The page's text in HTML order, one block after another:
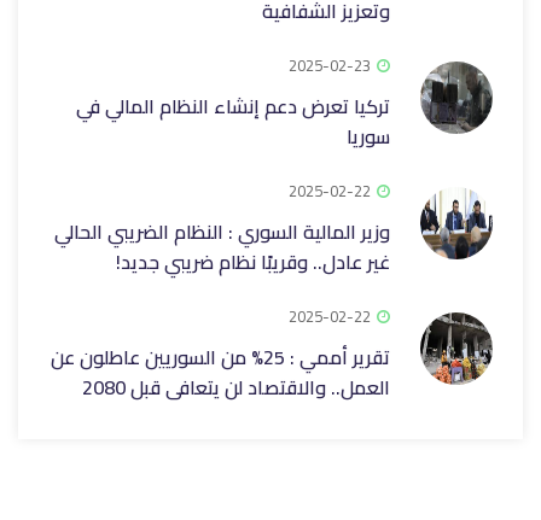
وتعزيز الشفافية ‏
2025-02-23
تركيا تعرض دعم إنشاء النظام المالي في
سوريا
2025-02-22
وزير المالية السوري : النظام الضريبي الحالي
غير عادل.. وقريبًا نظام ضريبي جديد!
2025-02-22
تقرير أممي : 25% من السوريين عاطلون عن
العمل.. والاقتصاد لن يتعافى قبل 2080